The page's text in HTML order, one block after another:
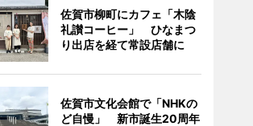
佐賀市柳町にカフェ「木陰
礼讃コーヒー」 ひなまつ
り出店を経て常設店舗に
佐賀市文化会館で「NHKの
ど自慢」 新市誕生20周年